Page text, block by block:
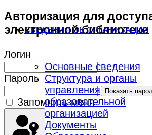
СВЕДЕНИЯ ОБ ОРГАНИЗАЦИИ
Основные сведения
Структура и органы
управления
образовательной
организацией
Документы
Авторизация для
электронной библиотеке
Логин
Пароль
Показать
Запомнить меня